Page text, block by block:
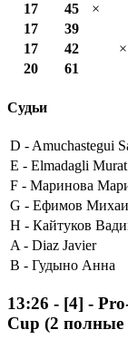
17
45 ×
17
39
17
42 ×
20
61
Судьи
D - Amuchastegui
E - Elmadagli Murat
F - Маринова
G - Ефимов
H - Кайтуков
A - Diaz Javier
B - Гудыно Анна
13:26 - [4] -
Cup (2 полные